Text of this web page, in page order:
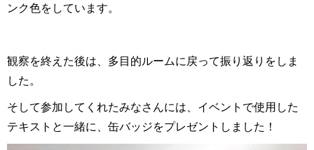
ンク色をしています。
観察を終えた後は、多目的ルームに戻って振り返りをしま
した。
そして参加してくれたみなさんには、イベントで使用した
テキストと一緒に、缶バッジをプレゼントしました！